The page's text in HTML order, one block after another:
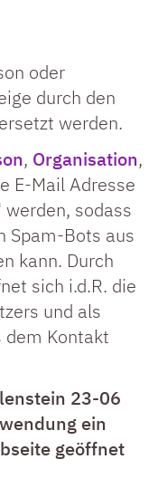
oder
durch den
werden.
, Organisation,
E-Mail Adresse
sodass
Spam-Bots aus
kann. Durch
sich i.d.R. die
und als
dem Kontakt
23-06
ein
geöffnet